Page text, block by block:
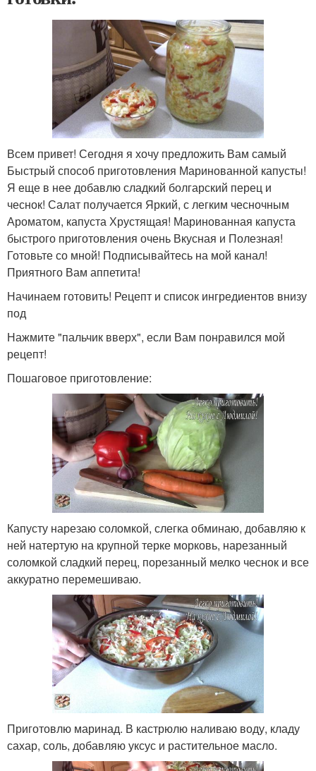
Всем привет! Сегодня я хочу предложить Вам самый
Быстрый способ приготовления Маринованной капусты!
Я еще в нее добавлю сладкий болгарский перец и
чеснок! Салат получается Яркий, с легким чесночным
Ароматом, капуста Хрустящая! Маринованная капуста
быстрого приготовления очень Вкусная и Полезная!
Готовьте со мной! Подписывайтесь на мой канал!
Приятного Вам аппетита!
Начинаем готовить! Рецепт и список ингредиентов внизу
под
Нажмите "пальчик вверх", если Вам понравился мой
рецепт!
Пошаговое приготовление:
Капусту нарезаю соломкой, слегка обминаю, добавляю к
ней натертую на крупной терке морковь, нарезанный
соломкой сладкий перец, порезанный мелко чеснок и все
аккуратно перемешиваю.
Приготовлю маринад. В кастрюлю наливаю воду, кладу
сахар, соль, добавляю уксус и растительное масло.